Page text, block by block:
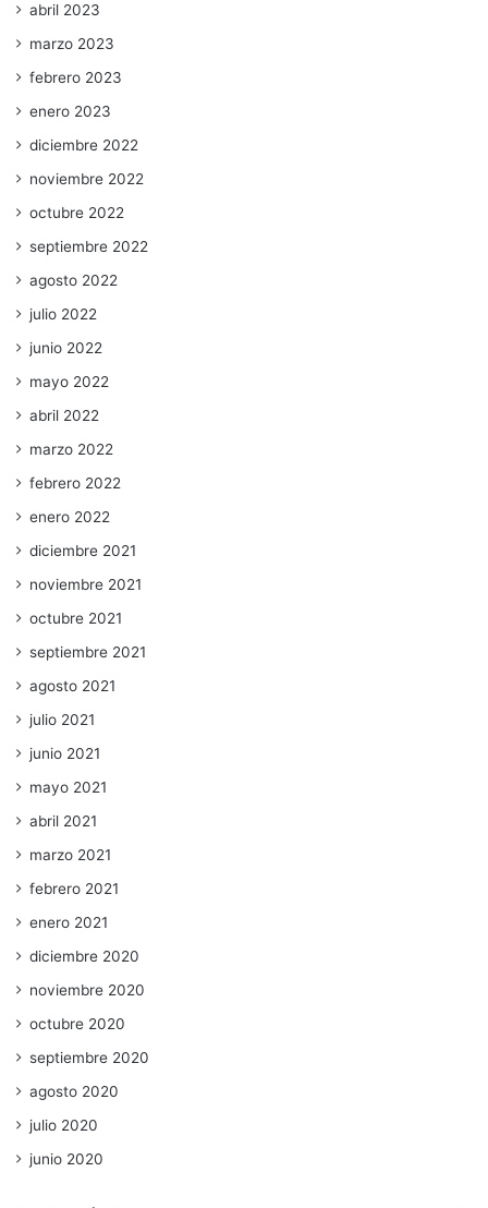
abril 2023
marzo 2023
febrero 2023
enero 2023
diciembre 2022
noviembre 2022
octubre 2022
septiembre 2022
agosto 2022
julio 2022
junio 2022
mayo 2022
abril 2022
marzo 2022
febrero 2022
enero 2022
diciembre 2021
noviembre 2021
octubre 2021
septiembre 2021
agosto 2021
julio 2021
junio 2021
mayo 2021
abril 2021
marzo 2021
febrero 2021
enero 2021
diciembre 2020
noviembre 2020
octubre 2020
septiembre 2020
agosto 2020
julio 2020
junio 2020